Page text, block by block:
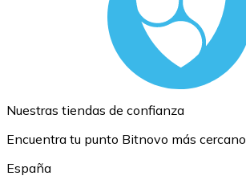
Nuestras tiendas de confianza
Encuentra tu punto Bitnovo más cercano
España